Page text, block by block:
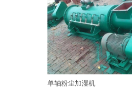
单轴粉尘加湿机